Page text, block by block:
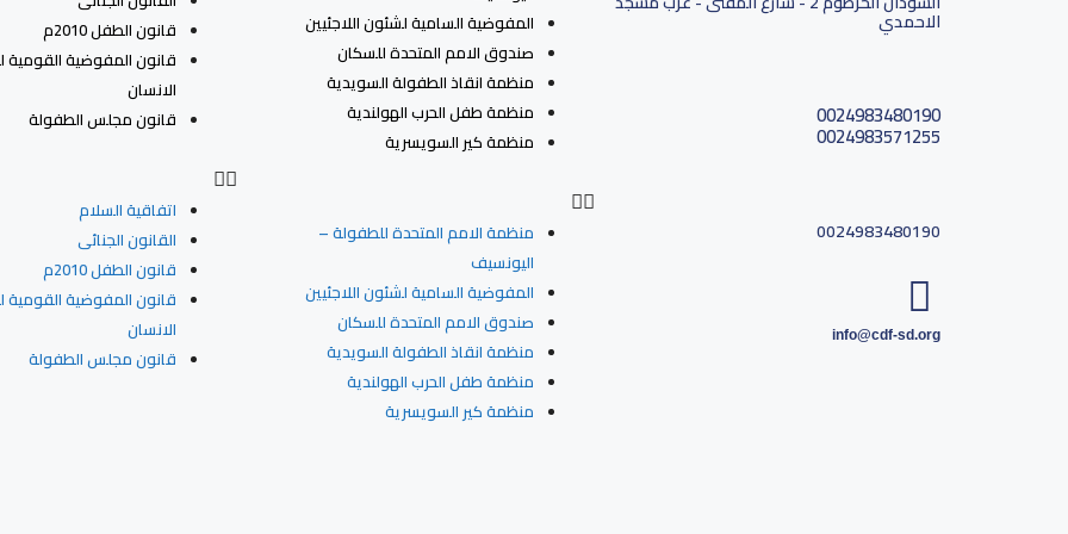
الاحمدي
0024983480190
0024983571255
0024983480190
info@cdf-sd.org
المفوضية السامية لشئون اللاجئيين
صندوق الامم المتحدة للسكان
منظمة انقاذ الطفولة السويدية
منظمة طفل الحرب الهولندية
منظمة كير السويسرية
منظمة الامم المتحدة للطفولة –
اليونسيف
المفوضية السامية لشئون اللاجئيين
صندوق الامم المتحدة للسكان
منظمة انقاذ الطفولة السويدية
منظمة طفل الحرب الهولندية
منظمة كير السويسرية
قانون الطفل 2010م
قانون المفوضية
الانسان
قانون مجلس الطفولة
اتفاقية السلام
القانون الجنائى
قانون الطفل 2010م
قانون المفوضية
الانسان
قانون مجلس الطفولة